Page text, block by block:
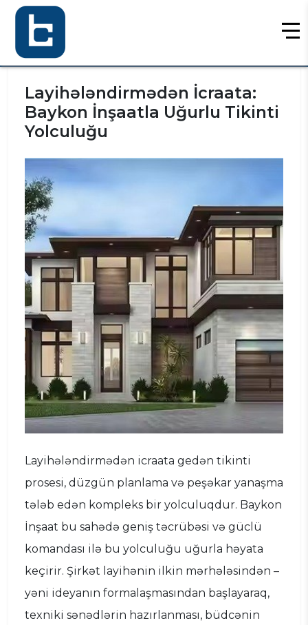
Baykon Group
Layihələndirmədən İcraata: Baykon İnşaatla
Uğurlu Tikinti Yolculuğu
Layihələndirmədən İcraata:
Baykon İnşaatla Uğurlu Tikinti
Yolculuğu
Layihələndirmədən icraata gedən tikinti
prosesi, düzgün planlama və peşəkar yanaşma
tələb edən kompleks bir yolculuqdur. Baykon
İnşaat bu sahədə geniş təcrübəsi və güclü
komandası ilə bu yolculuğu uğurla həyata
keçirir. Şirkət layihənin ilkin mərhələsindən –
yəni ideyanın formalaşmasından başlayaraq,
texniki sənədlərin hazırlanması, büdcənin